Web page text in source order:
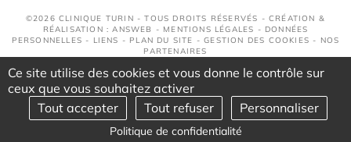
©2026 CLINIQUE TURIN - TOUS DROITS RÉSERVÉS - CRÉATION &
RÉALISATION : ANSWEB - MENTIONS LÉGALES - DONNÉES
PERSONNELLES - LIENS - PLAN DU SITE -GESTION DES COOKIES - NOS
PARTENAIRES
Ce site utilise des cookies et vous donne le contrôle sur
ceux que vous souhaitez activer
Tout accepter
Tout refuser Personnaliser
Politique de confidentialité